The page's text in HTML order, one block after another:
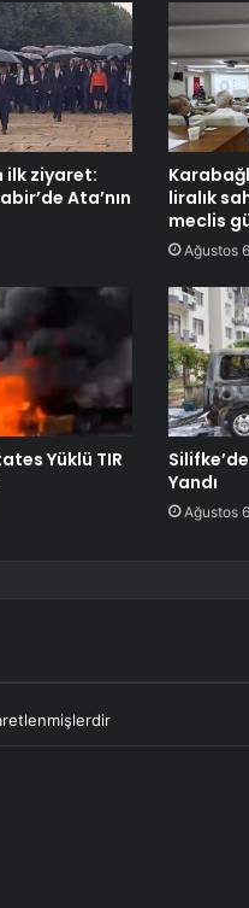
ilk ziyaret:
Ata’nın
liralık
meclis
Ağustos
Yüklü TIR
Yandı
Ağustos